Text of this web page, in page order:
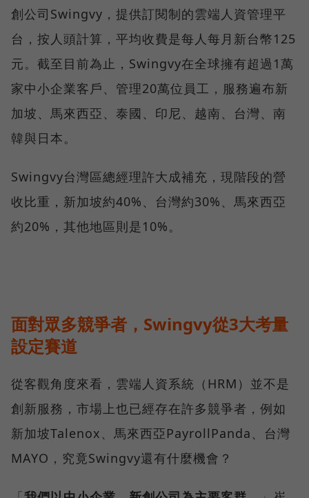
創公司Swingvy，提供訂閱制的雲端人資管理平
台，按人頭計算，平均收費是每人每月新台幣125
元。截至目前為止，Swingvy在全球擁有超過1萬
家中小企業客戶、管理20萬位員工，服務遍布新
加坡、馬來西亞、泰國、印尼、越南、台灣、南
韓與日本。
Swingvy台灣區總經理許大成補充，現階段的營
收比重，新加坡約40%、台灣約30%、馬來西亞
約20%，其他地區則是10%。
面對眾多競爭者，Swingvy從3大考量
設定賽道
從客觀角度來看，雲端人資系統（HRM）並不是
創新服務，市場上也已經存在許多競爭者，例如
新加坡Talenox、馬來西亞PayrollPanda、台灣
MAYO，究竟Swingvy還有什麼機會？